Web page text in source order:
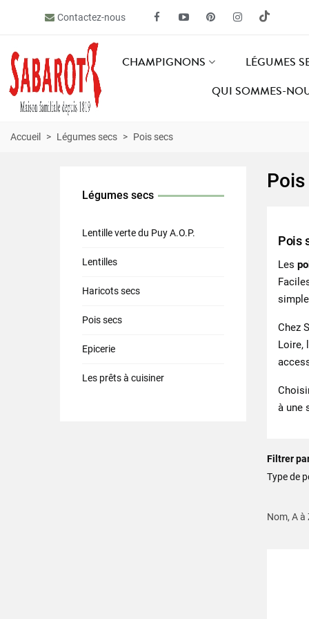
Contactez-nous
CHAMPIGNONS LÉGUMES
QUI SOMMES-
Accueil > Légumes secs > Pois secs
Légumes secs
Lentille verte du Puy A.O.P.
Lentilles
Haricots secs
Pois secs
Epicerie
Les prêts à cuisiner
Pois
Les
Chez
Loire,
à une
Filtrer
Type de
Nom, A à